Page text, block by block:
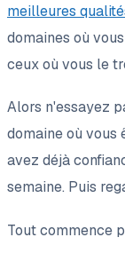
meilleures
domaines où
ceux où vous le
Alors n'essayez
domaine où vous
avez déjà
semaine. Puis
Tout commence